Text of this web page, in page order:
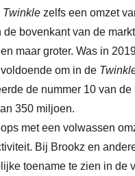
Twinkle zelfs een omzet
de bovenkant van de
maar groter. Was in
om in de
de nummer 10 van de
350 miljoen.
met een volwassen
Bij Brookz en
toename te zien in de